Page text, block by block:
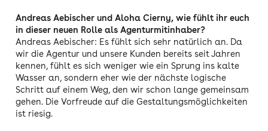
Andreas Aebischer und Aloha Cierny, wie fühlt ihr euch
in dieser neuen Rolle als Agenturmitinhaber?
Andreas Aebischer: Es fühlt sich sehr natürlich an. Da
wir die Agentur und unsere Kunden bereits seit Jahren
kennen, fühlt es sich weniger wie ein Sprung ins kalte
Wasser an, sondern eher wie der nächste logische
Schritt auf einem Weg, den wir schon lange gemeinsam
gehen. Die Vorfreude auf die Gestaltungsmöglichkeiten
ist riesig.